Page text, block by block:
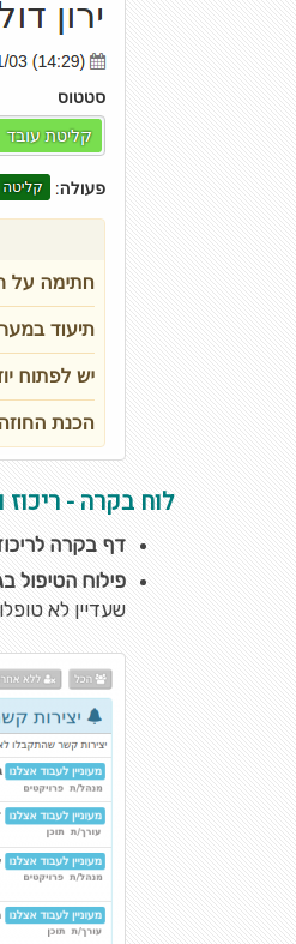
לוח בקרה - ריכוז
דף בקרה
פילוח הטיפול
שעדיין לא